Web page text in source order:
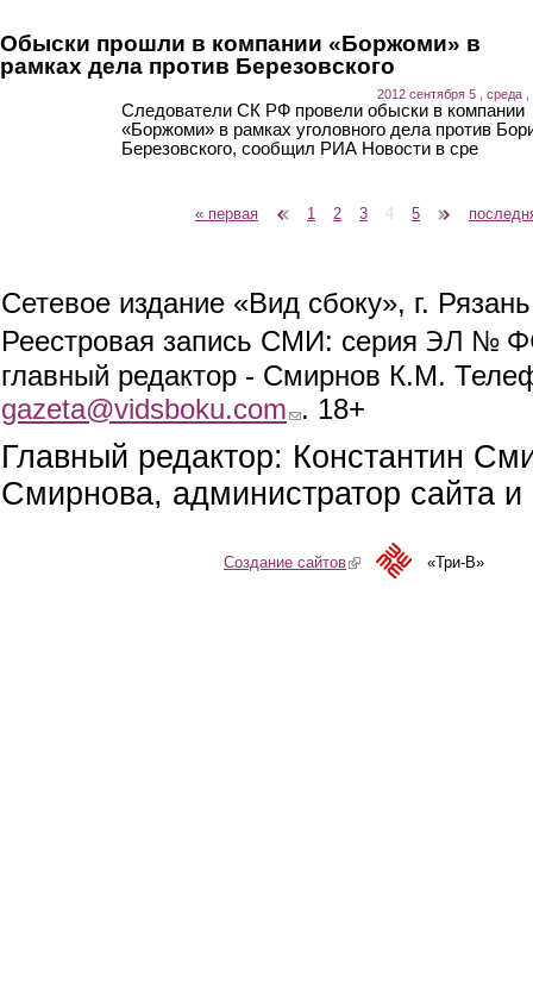
Обыски прошли в компании «Боржоми» в
рамках дела против Березовского
2012 сентября 5 , среда ,
Следователи СК РФ провели обыски в компании
«Боржоми» в рамках уголовного дела против
Березовского, сообщил РИА Новости в сре
« первая 1 2 3 4 5
Сетевое издание «Вид сбоку», г.
Реестровая запись СМИ: серия ЭЛ №
главный редактор - Смирнов К.М.
gazeta@vidsboku.com (link sends e-mail)
. 18+
Главный редактор: Константин
Смирнова, администратор сайта
Создание сайтов(link is external)«Три-В»